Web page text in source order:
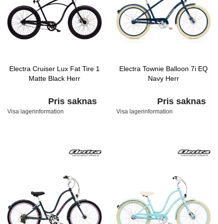
Electra Cruiser Lux Fat Tire 1
Matte Black Herr
Pris saknas
Visa lagerinformation
Electra Townie Balloon 7i EQ
Navy Herr
Pris saknas
Visa lagerinformation